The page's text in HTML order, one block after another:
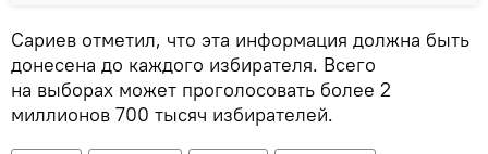
Сариев отметил, что эта информация должна быть
донесена до каждого избирателя. Всего
на выборах может проголосовать более 2
миллионов 700 тысяч избирателей.